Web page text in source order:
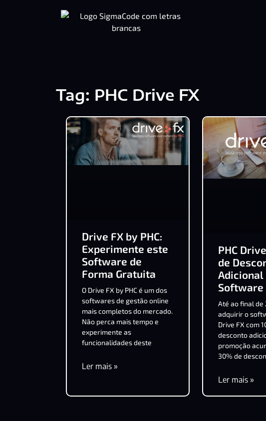
Tag: PHC Drive FX
Drive FX by PHC:
Experimente este
Software de
Forma Gratuita
O Drive FX by PHC é um dos
softwares de gestão online
mais completos do mercado.
Não perca mais tempo e
experimente as
funcionalidades deste
Ler mais »
PHC
de
Adicional
Software
Até ao final de
adquirir o
Drive FX com
desconto
promoção
30% de
Ler mais »